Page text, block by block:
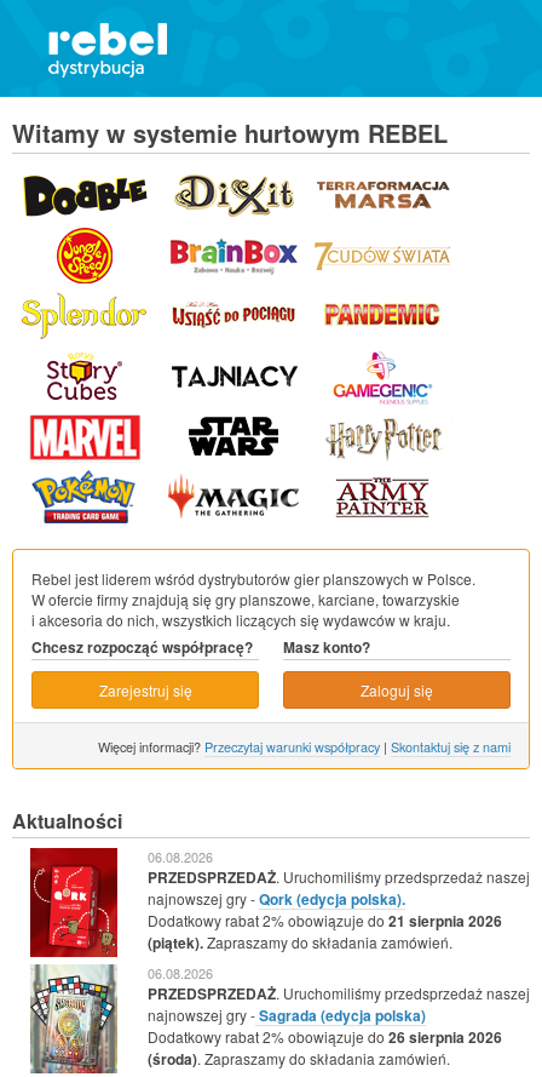
Witamy w systemie hurtowym REBEL
Rebel jest liderem wśród dystrybutorów gier planszowych w Polsce.
W ofercie firmy znajdują się gry planszowe, karciane, towarzyskie
i akcesoria do nich, wszystkich liczących się wydawców w kraju.
Chcesz rozpocząć współpracę?
Zarejestruj się
Masz konto?
Zaloguj się
Więcej informacji? Przeczytaj warunki współpracy | Skontaktuj się z nami
Aktualności
06.08.2026
PRZEDSPRZEDAŻ. Uruchomiliśmy przedsprzedaż naszej
najnowszej gry -Qork (edycja polska).
Dodatkowy rabat 2% obowiązuje do 21 sierpnia 2026
(piątek).Zapraszamy do składania zamówień.
06.08.2026
PRZEDSPRZEDAŻ. Uruchomiliśmy przedsprzedaż naszej
najnowszej gry -Sagrada (edycja polska)
Dodatkowy rabat 2% obowiązuje do 26 sierpnia 2026
(środa). Zapraszamy do składania zamówień.